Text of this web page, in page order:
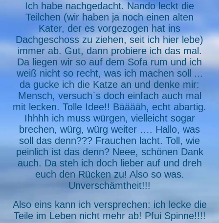
Ich habe nachgedacht. Nando leckt die
Teilchen (wir haben ja noch einen alten
Kater, der es vorgezogen hat ins
Dachgeschoss zu ziehen, seit ich hier lebe)
immer ab. Gut, dann probiere ich das mal.
Da liegen wir so auf dem Sofa rum und ich
weiß nicht so recht, was ich machen soll ...
da gucke ich die Katze an und denke mir:
Mensch, versuch`s doch einfach auch mal
mit lecken. Tolle Idee!! Bääääh, echt abartig.
Ihhhh ich muss würgen, vielleicht sogar
brechen, würg, würg weiter …. Hallo, was
soll das denn??? Frauchen lacht. Toll, wie
peinlich ist das denn? Neee, schönen Dank
auch. Da steh ich doch lieber auf und dreh
euch den Rücken zu! Also so was.
Unverschämtheit!!!
Also eins kann ich versprechen: ich lecke die
Teile im Leben nicht mehr ab! Pfui Spinne!!!!